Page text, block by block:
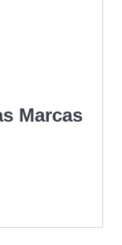
Marcas